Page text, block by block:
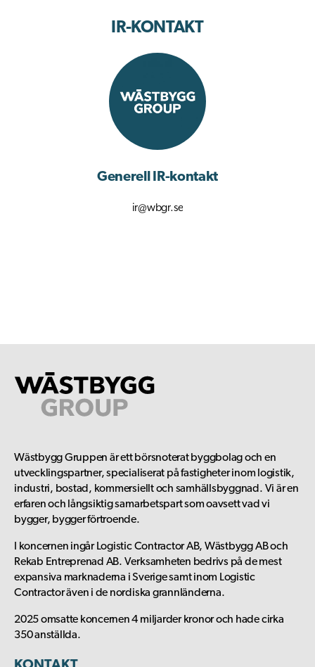
IR-KONTAKT
Generell IR-kontakt
ir@wbgr.se
Wästbygg Gruppen är ett börsnoterat byggbolag och en
utvecklingspartner, specialiserat på fastigheter inom logistik,
industri, bostad, kommersiellt och samhällsbyggnad. Vi är en
erfaren och långsiktig samarbetspart som oavsett vad vi
bygger, bygger förtroende.
I koncernen ingår Logistic Contractor AB, Wästbygg AB och
Rekab Entreprenad AB. Verksamheten bedrivs på de mest
expansiva marknaderna i Sverige samt inom Logistic
Contractor även i de nordiska grannländerna.
2025 omsatte koncernen 4 miljarder kronor och hade cirka
350 anställda.